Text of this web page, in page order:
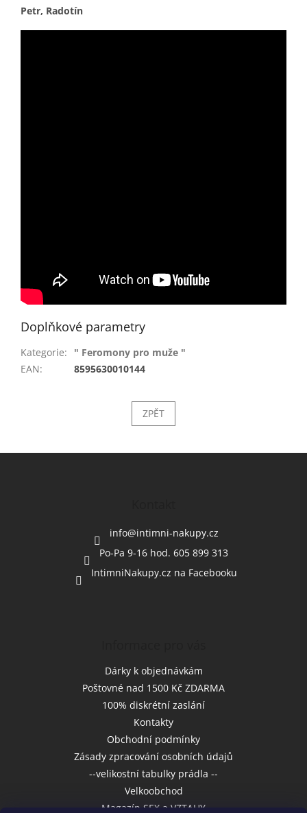
Petr, Radotín
Doplňkové parametry
Kategorie:
" Feromony pro muže "
EAN: 8595630010144
ZPĚT
info@intimni-nakupy.cz
Po-Pa 9-16 hod. 605 899 313
IntimniNakupy.cz na Facebooku
Dárky k objednávkám
Poštovné nad 1500 Kč ZDARMA
100% diskrétní zaslání
Kontakty
Obchodní podmínky
Zásady zpracování osobních údajů
--velikostní tabulky prádla --
Velkoobchod
Magazín SEX a VZTAHY